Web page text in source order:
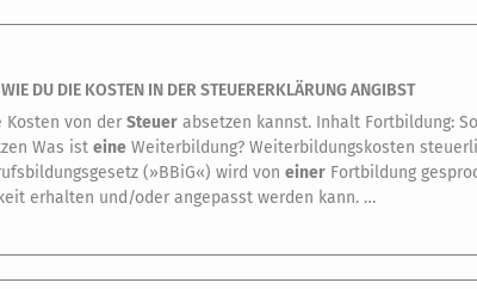
DU DIE KOSTEN IN DER STEUERERKLÄRUNG ANGIBST
Kosten von der Steuer absetzen kannst. Inhalt Fortbildung:
Was ist eine Weiterbildung? Weiterbildungskosten
(»BBiG«) wird von einer Fortbildung
erhalten und/oder angepasst werden kann. …